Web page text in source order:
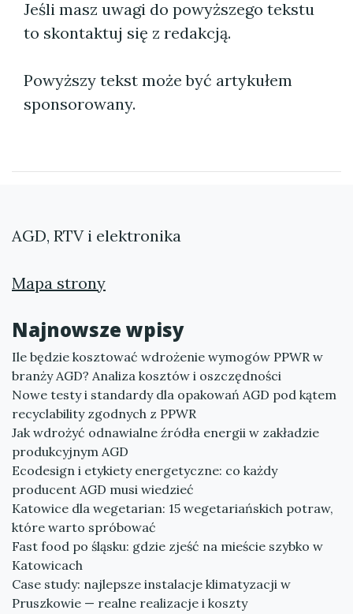
Jeśli masz uwagi do powyższego tekstu
to skontaktuj się z redakcją.
Powyższy tekst może być artykułem
sponsorowany.
AGD, RTV i elektronika
Mapa strony
Najnowsze wpisy
Ile będzie kosztować wdrożenie wymogów PPWR w
branży AGD? Analiza kosztów i oszczędności
Nowe testy i standardy dla opakowań AGD pod kątem
recyclability zgodnych z PPWR
Jak wdrożyć odnawialne źródła energii w zakładzie
produkcyjnym AGD
Ecodesign i etykiety energetyczne: co każdy
producent AGD musi wiedzieć
Katowice dla wegetarian: 15 wegetariańskich potraw,
które warto spróbować
Fast food po śląsku: gdzie zjeść na mieście szybko w
Katowicach
Case study: najlepsze instalacje klimatyzacji w
Pruszkowie — realne realizacje i koszty